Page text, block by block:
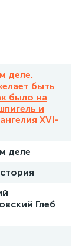
деле.
быть
было на
и
XVI-
деле
Глеб